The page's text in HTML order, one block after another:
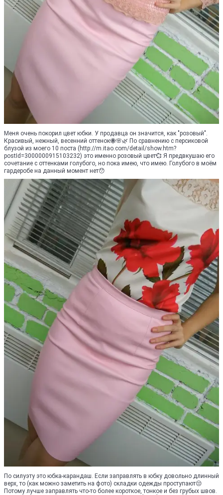
Меня очень покорил цвет юбки. У продавца он значится, как "розовый".
Красивый, нежный, весенний оттенок🐝🌸🌿 По сравнению с персиковой
блузой из моего 10 поста (http://m.itao.com/detail/show.htm?
postId=3000000915103232) это именно розовый цвет💞 Я предвкушаю его
сочетание с оттенками голубого, но пока имею, что имею. Голубого в моём
гардеробе на данный момент нет😯
По силуэту это юбка-карандаш. Если заправлять в юбку довольно длинный
верх, то (как можно заметить на фото) складки одежды проступают😒
Потому лучше заправлять что-то более короткое, тонкое и без грубых швов.